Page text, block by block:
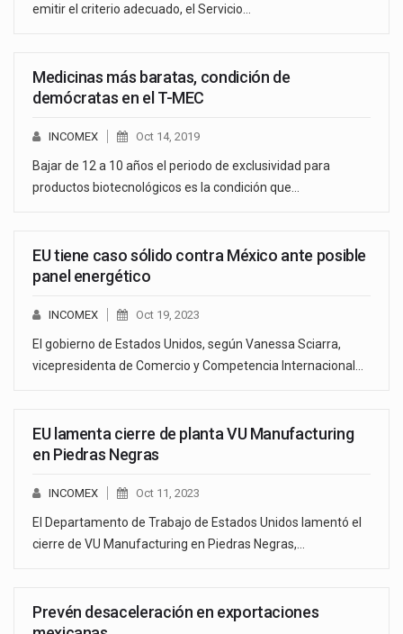
emitir el criterio adecuado, el Servicio…
Medicinas más baratas, condición de
demócratas en el T-MEC
INCOMEX Oct 14, 2019
Bajar de 12 a 10 años el periodo de exclusividad para
productos biotecnológicos es la condición que…
EU tiene caso sólido contra México ante posible
panel energético
INCOMEX Oct 19, 2023
El gobierno de Estados Unidos, según Vanessa Sciarra,
vicepresidenta de Comercio y Competencia Internacional…
EU lamenta cierre de planta VU Manufacturing
en Piedras Negras
INCOMEX Oct 11, 2023
El Departamento de Trabajo de Estados Unidos lamentó el
cierre de VU Manufacturing en Piedras Negras,…
Prevén desaceleración en exportaciones